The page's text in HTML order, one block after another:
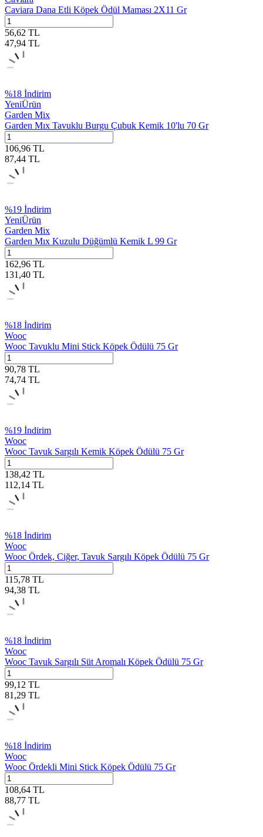
Caviara Dana Etli Köpek Ödül Maması 2X11 Gr
56,62 TL
47,94 TL
%18 İndirim
YeniÜrün
Garden Mix
Garden Mıx Tavuklu Burgu Çubuk Kemik 10'lu 70 Gr
106,96 TL
87,44 TL
%19 İndirim
YeniÜrün
Garden Mix
Garden Mıx Kuzulu Düğümlü Kemik L 99 Gr
162,96 TL
131,40 TL
%18 İndirim
Wooc
Wooc Tavuklu Mini Stick Köpek Ödülü 75 Gr
90,78 TL
74,74 TL
%19 İndirim
Wooc
Wooc Tavuk Sargılı Kemik Köpek Ödülü 75 Gr
138,42 TL
112,14 TL
%18 İndirim
Wooc
Wooc Ördek, Ciğer, Tavuk Sargılı Köpek Ödülü 75 Gr
115,78 TL
94,38 TL
%18 İndirim
Wooc
Wooc Tavuk Sargılı Süt Aromalı Köpek Ödülü 75 Gr
99,12 TL
81,29 TL
%18 İndirim
Wooc
Wooc Ördekli Mini Stick Köpek Ödülü 75 Gr
108,64 TL
88,77 TL